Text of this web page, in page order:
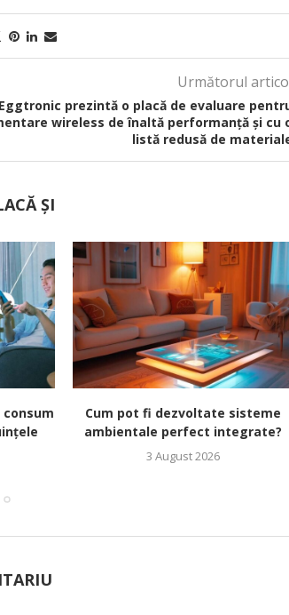
Următorul
Eggtronic prezintă o placă de evaluare
wireless de înaltă performanță și cu
listă redusă de
ȘI
Cum pot fi dezvoltate sisteme
ambientale perfect integrate?
3 August 2026